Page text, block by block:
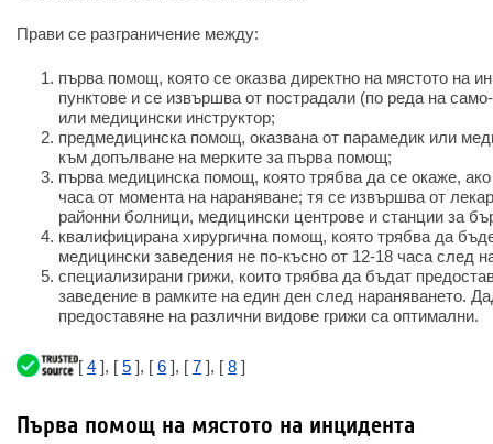
Прави се разграничение между:
първа помощ, която се оказва директно на мястото на
пунктове и се извършва от пострадали (по реда на
или медицински инструктор;
предмедицинска помощ, оказвана от парамедик или
към допълване на мерките за първа помощ;
първа медицинска помощ, която трябва да се окаже,
часа от момента на нараняване; тя се извършва от
районни болници, медицински центрове и станции за
квалифицирана хирургична помощ, която трябва да
медицински заведения не по-късно от 12-18 часа след
специализирани грижи, които трябва да бъдат
заведение в рамките на един ден след нараняването.
предоставяне на различни видове грижи са оптимални.
[ 4 ], [ 5 ], [ 6 ], [ 7 ], [ 8 ]
Първа помощ на мястото на инцидента